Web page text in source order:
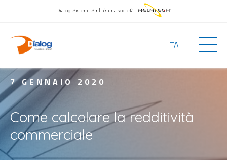
Dialog Sistemi S.r.l. è una società
ITA
7 GENNAIO 2020
Come calcolare la redditività
commerciale